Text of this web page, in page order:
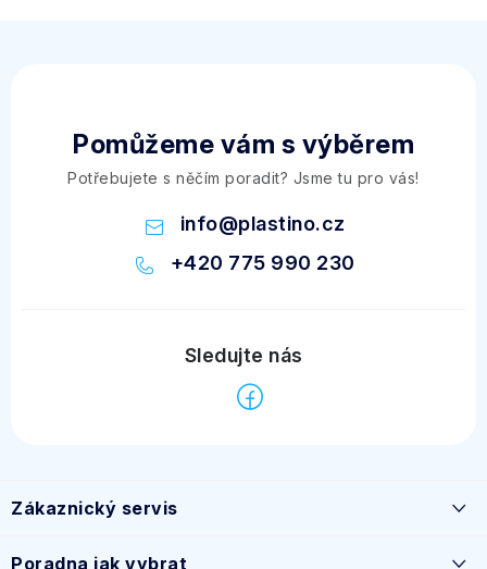
Pomůžeme vám s výběrem
Potřebujete s něčím poradit? Jsme tu pro vás!
info@plastino.cz
+420 775 990 230
p
a
Zákaznický servis
Poradna jak vybrat